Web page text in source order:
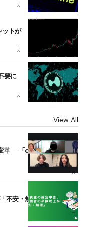
ットが
要に
View All
革──「cJPY」とAIの融合
不安・無理」